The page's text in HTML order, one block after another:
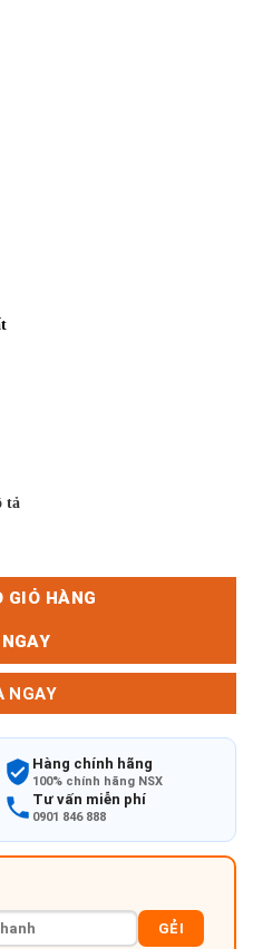
tả
GIỎ HÀNG
NGAY
Hàng chính hãng
100% chính hãng NSX
Tư vấn miễn phí
0901 846 888
GẺI